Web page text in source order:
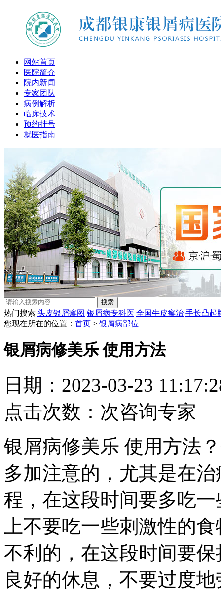
网站首页
医院简介
院内新闻
专家团队
病例解析
临床技术
预约挂号
就医指南
热门搜索 头皮银屑癣图 银屑病专科医 全国牛皮癣治 手长凸起
您现在所在的位置： 首页 > 银屑病部位
银屑病修美乐 使用方法
日期：2023-03-23
点击次数： 次咨询专家
银屑病修美乐 使用方法
多加注意的，尤其是在
程，在这段时间要多吃
上不要吃一些刺激性的
不利的，在这段时间要
良好的休息，不要过度